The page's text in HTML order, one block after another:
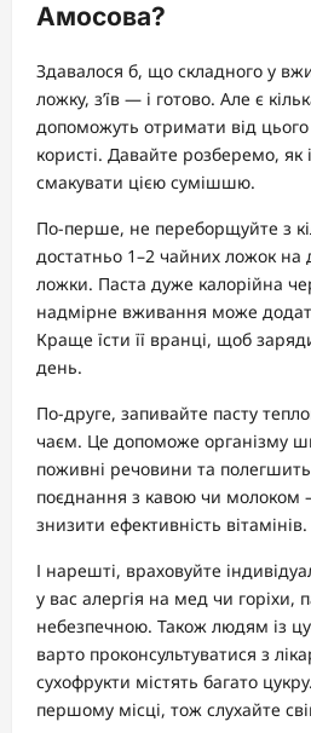
Амосова?
Здавалося б, що складного у
ложку, з’їв — і готово. Але є
допоможуть отримати від
користі. Давайте розберемо, як
смакувати цією сумішшю.
По-перше, не переборщуйте з
достатньо 1–2 чайних ложок
ложки. Паста дуже калорійна
надмірне вживання може
Краще їсти її вранці, щоб
день.
По-друге, запивайте пасту
чаєм. Це допоможе організму
поживні речовини та
поєднання з кавою чи молоком
знизити ефективність вітамінів.
І нарешті, враховуйте
у вас алергія на мед чи горіхи,
небезпечною. Також людям із
варто проконсультуватися з
сухофрукти містять багато
першому місці, тож слухайте